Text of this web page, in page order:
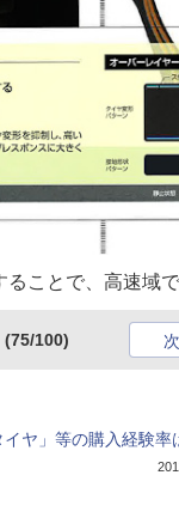
ることで、高速域
(75/100)
ヤ」等の購入経験率